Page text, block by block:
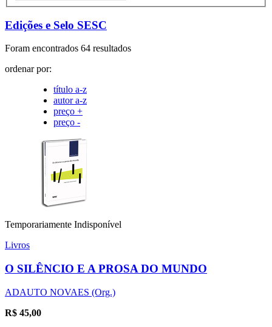
Edições e Selo SESC
Foram encontrados 64 resultados
ordenar por:
título a-z
autor a-z
preço +
preço -
Temporariamente Indisponível
Livros
O SILÊNCIO E A PROSA DO MUNDO
ADAUTO NOVAES (Org.)
R$ 45,00